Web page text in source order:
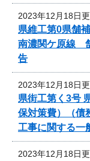
2023年12月18日
県維工第0県舗
南濃関ケ原線
告
2023年12月18日
県街工第く3号
保対策費）（
工事に関する一
2023年12月18日